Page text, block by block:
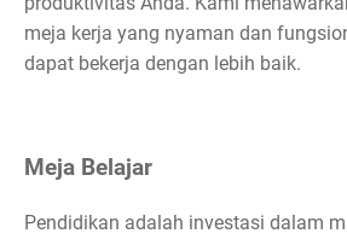
meja kerja yang nyaman dan
dapat bekerja dengan lebih baik.
Meja Belajar
Pendidikan adalah investasi dalam